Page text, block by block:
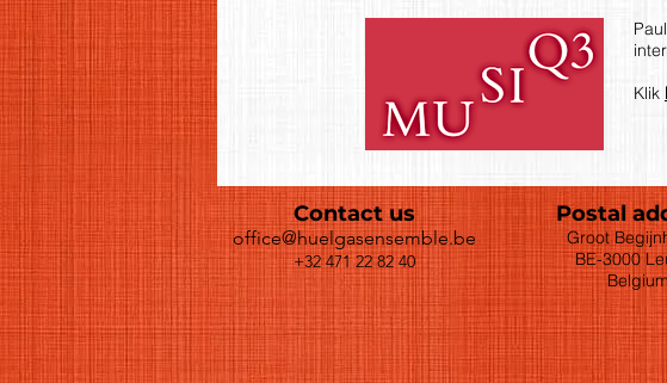
Klik
Contact us
office@huelgasensemble.be
+32 471 22 82 40
Postal
Groot
BE-3000
Belgium